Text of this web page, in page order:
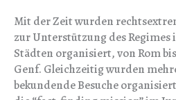
Mit der Zeit wurden
zur Unterstützung des Regimes
Städten organisiert, von Rom
Genf. Gleichzeitig wurden
bekundende Besuche